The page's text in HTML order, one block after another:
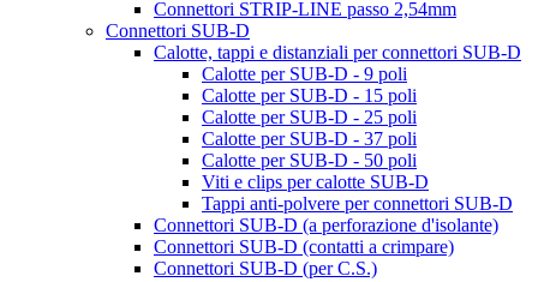
Connettori STRIP-LINE passo 2,54mm
Connettori SUB-D
Calotte, tappi e distanziali per connettori SUB-D
Calotte per SUB-D - 9 poli
Calotte per SUB-D - 15 poli
Calotte per SUB-D - 25 poli
Calotte per SUB-D - 37 poli
Calotte per SUB-D - 50 poli
Viti e clips per calotte SUB-D
Tappi anti-polvere per connettori SUB-D
Connettori SUB-D (a perforazione d'isolante)
Connettori SUB-D (contatti a crimpare)
Connettori SUB-D (per C.S.)